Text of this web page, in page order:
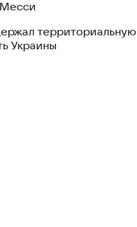
территориальную
Украины